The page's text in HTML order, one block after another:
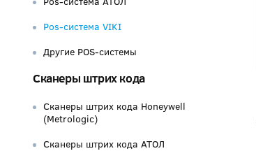
Pos-система VIKI
Другие POS-системы
Сканеры штрих кода
Сканеры штрих кода Honeywell
(Metrologic)
Сканеры штрих кода АТОЛ